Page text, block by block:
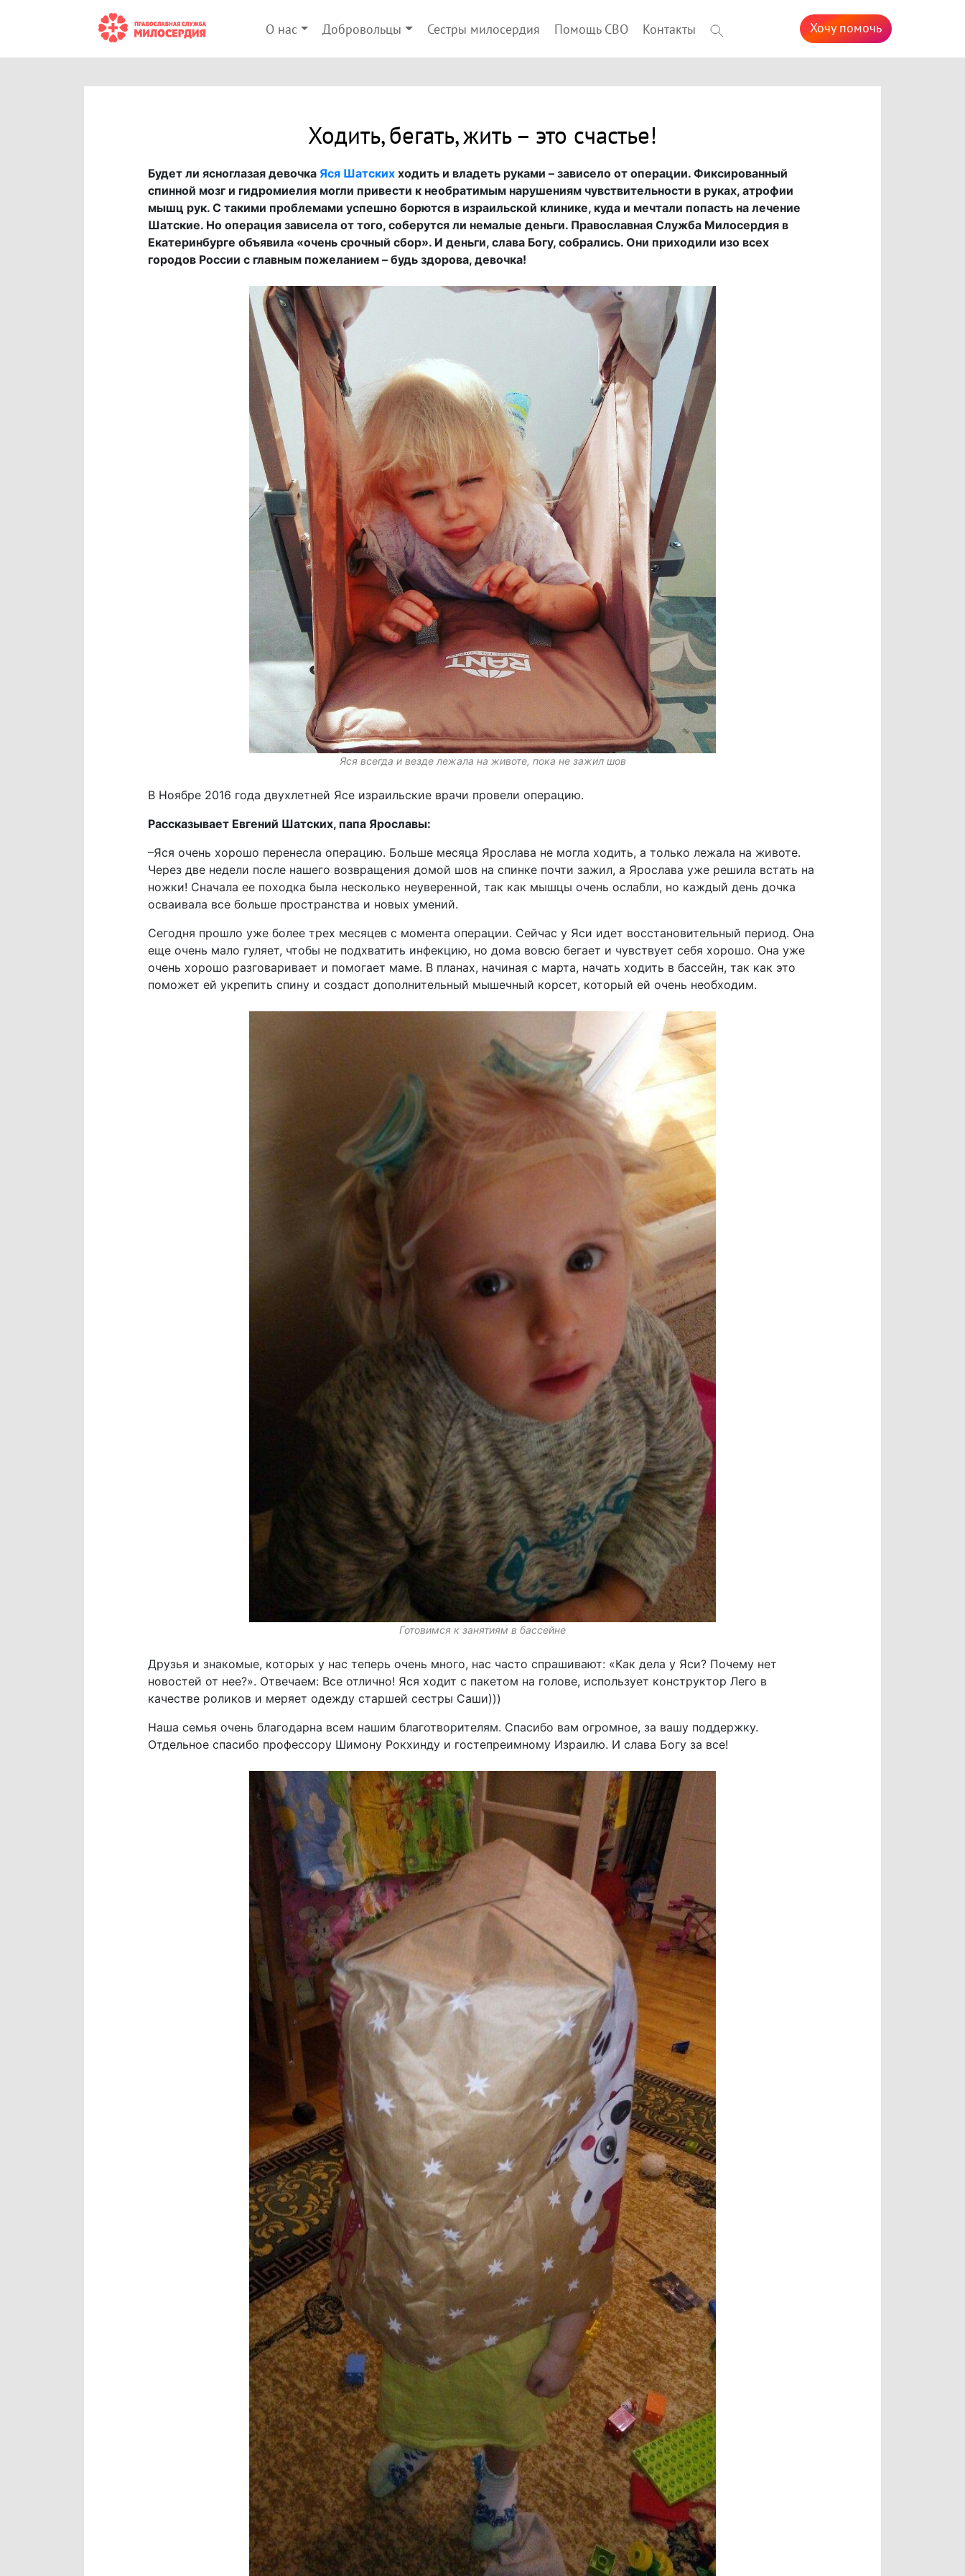
О нас Добровольцы Сестры милосердия Помощь СВО Контакты Хочу помочь
Ходить, бегать, жить – это счастье!
Будет ли ясноглазая девочка Яся Шатскихходить и владеть руками – зависело от операции. Фиксированный
спинной мозг и гидромиелия могли привести к необратимым нарушениям чувствительности в руках, атрофии
мышц рук. С такими проблемами успешно борются в израильской клинике, куда и мечтали попасть на лечение
Шатские. Но операция зависела от того, соберутся ли немалые деньги. Православная Служба Милосердия в
Екатеринбурге объявила «очень срочный сбор». И деньги, слава Богу, собрались. Они приходили изо всех
городов России с главным пожеланием – будь здорова, девочка!
Яся всегда и везде лежала на животе, пока не зажил шов
В Ноябре 2016 года двухлетней Ясе израильские врачи провели операцию.
Рассказывает Евгений Шатских, папа Ярославы:
–Яся очень хорошо перенесла операцию. Больше месяца Ярослава не могла ходить, а только лежала на животе.
Через две недели после нашего возвращения домой шов на спинке почти зажил, а Ярослава уже решила встать на
ножки! Сначала ее походка была несколько неуверенной, так как мышцы очень ослабли, но каждый день дочка
осваивала все больше пространства и новых умений.
Сегодня прошло уже более трех месяцев с момента операции. Сейчас у Яси идет восстановительный период. Она
еще очень мало гуляет, чтобы не подхватить инфекцию, но дома вовсю бегает и чувствует себя хорошо. Она уже
очень хорошо разговаривает и помогает маме. В планах, начиная с марта, начать ходить в бассейн, так как это
поможет ей укрепить спину и создаст дополнительный мышечный корсет, который ей очень необходим.
Готовимся к занятиям в бассейне
Друзья и знакомые, которых у нас теперь очень много, нас часто спрашивают: «Как дела у Яси? Почему нет
новостей от нее?». Отвечаем: Все отлично! Яся ходит с пакетом на голове, использует конструктор Лего в
качестве роликов и меряет одежду старшей сестры Саши)))
Наша семья очень благодарна всем нашим благотворителям. Спасибо вам огромное, за вашу поддержку.
Отдельное спасибо профессору Шимону Рокхинду и гостепреимному Израилю. И слава Богу за все!